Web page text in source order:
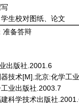
校对图纸、论文
备答辩
出版社.2001.6
技术[M].北京:化学工
业出版社.2003.7
科学技术出版社